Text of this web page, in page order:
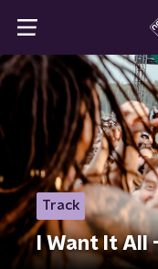
Track
I Want It All